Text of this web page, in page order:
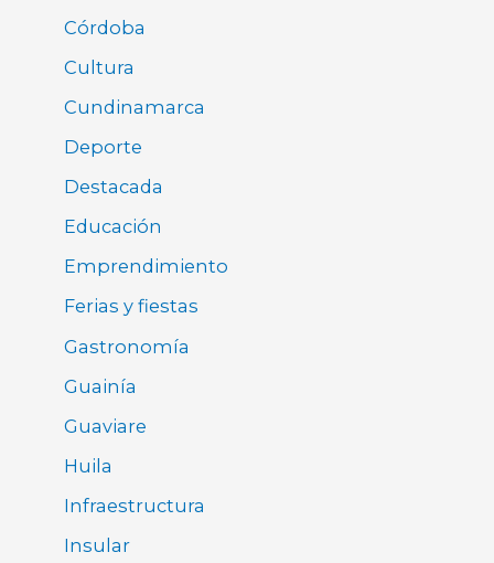
Córdoba
Cultura
Cundinamarca
Deporte
Destacada
Educación
Emprendimiento
Ferias y fiestas
Gastronomía
Guainía
Guaviare
Huila
Infraestructura
Insular